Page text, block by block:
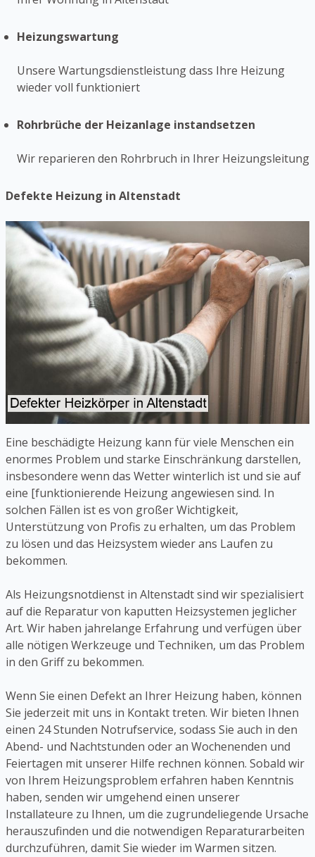
Heizungswartung
Unsere Wartungsdienstleistung dass Ihre Heizung
wieder voll funktioniert
Rohrbrüche der Heizanlage instandsetzen
Wir reparieren den Rohrbruch in Ihrer Heizungsleitung
Defekte Heizung in Altenstadt
Eine beschädigte Heizung kann für viele Menschen ein
enormes Problem und starke Einschränkung darstellen,
insbesondere wenn das Wetter winterlich ist und sie auf
eine [funktionierende Heizung angewiesen sind. In
solchen Fällen ist es von großer Wichtigkeit,
Unterstützung von Profis zu erhalten, um das Problem
zu lösen und das Heizsystem wieder ans Laufen zu
bekommen.
Als Heizungsnotdienst in Altenstadt sind wir spezialisiert
auf die Reparatur von kaputten Heizsystemen jeglicher
Art. Wir haben jahrelange Erfahrung und verfügen über
alle nötigen Werkzeuge und Techniken, um das Problem
in den Griff zu bekommen.
Wenn Sie einen Defekt an Ihrer Heizung haben, können
Sie jederzeit mit uns in Kontakt treten. Wir bieten Ihnen
einen 24 Stunden Notrufservice, sodass Sie auch in den
Abend- und Nachtstunden oder an Wochenenden und
Feiertagen mit unserer Hilfe rechnen können. Sobald wir
von Ihrem Heizungsproblem erfahren haben Kenntnis
haben, senden wir umgehend einen unserer
Installateure zu Ihnen, um die zugrundeliegende Ursache
herauszufinden und die notwendigen Reparaturarbeiten
durchzuführen, damit Sie wieder im Warmen sitzen.